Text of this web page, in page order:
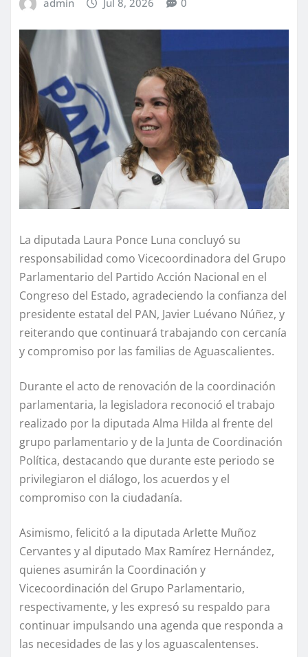
admin Jul 8, 2026 0
La diputada Laura Ponce Luna concluyó su
responsabilidad como Vicecoordinadora del Grupo
Parlamentario del Partido Acción Nacional en el
Congreso del Estado, agradeciendo la confianza del
presidente estatal del PAN, Javier Luévano Núñez, y
reiterando que continuará trabajando con cercanía
y compromiso por las familias de Aguascalientes.
Durante el acto de renovación de la coordinación
parlamentaria, la legisladora reconoció el trabajo
realizado por la diputada Alma Hilda al frente del
grupo parlamentario y de la Junta de Coordinación
Política, destacando que durante este periodo se
privilegiaron el diálogo, los acuerdos y el
compromiso con la ciudadanía.
Asimismo, felicitó a la diputada Arlette Muñoz
Cervantes y al diputado Max Ramírez Hernández,
quienes asumirán la Coordinación y
Vicecoordinación del Grupo Parlamentario,
respectivamente, y les expresó su respaldo para
continuar impulsando una agenda que responda a
las necesidades de las y los aguascalentenses.